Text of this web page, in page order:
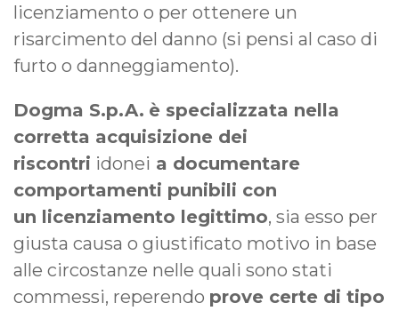
licenziamento o per ottenere un
risarcimento del danno (si pensi al caso di
furto o danneggiamento).
Dogma S.p.A. è specializzata nella
corretta acquisizione dei
riscontri idonei a documentare
comportamenti punibili con
un licenziamento legittimo, sia esso per
giusta causa o giustificato motivo in base
alle circostanze nelle quali sono stati
commessi, reperendo prove certe di tipo